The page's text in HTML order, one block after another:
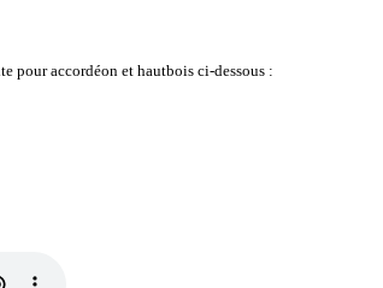
pour accordéon et hautbois ci-dessous :